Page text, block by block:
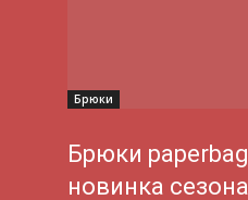
Брюки
Брюки
новинка сезона